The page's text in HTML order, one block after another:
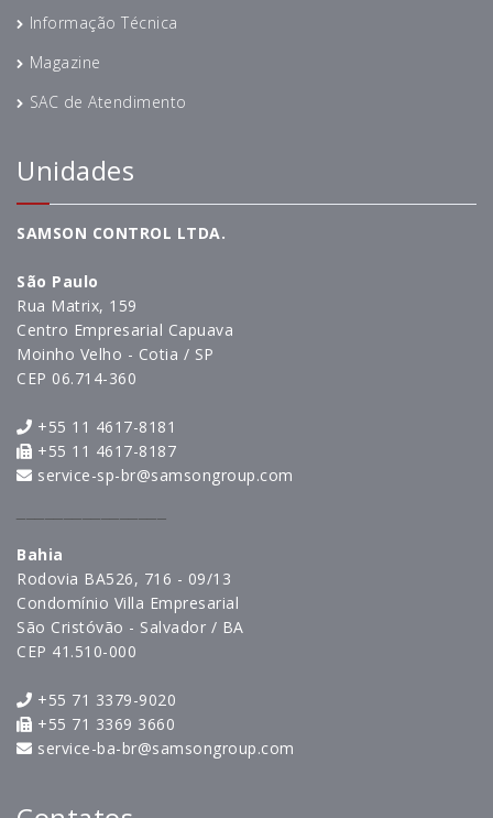
Informação Técnica
Magazine
SAC de Atendimento
Unidades
SAMSON CONTROL LTDA.
São Paulo
Rua Matrix, 159
Centro Empresarial Capuava
Moinho Velho - Cotia / SP
CEP 06.714-360
+55 11 4617-8181
+55 11 4617-8187
service-sp-br@samsongroup.com
Bahia
Rodovia BA526, 716 - 09/13
Condomínio Villa Empresarial
São Cristóvão - Salvador / BA
CEP 41.510-000
+55 71 3379-9020
+55 71 3369 3660
service-ba-br@samsongroup.com